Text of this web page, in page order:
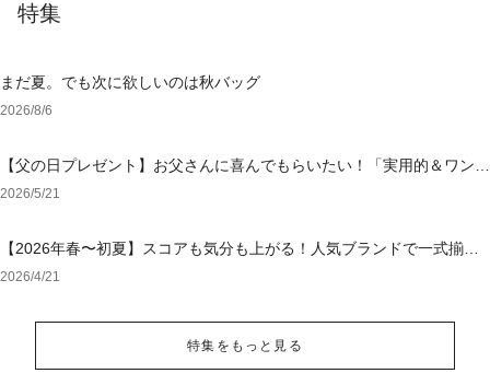
特集
まだ夏。でも次に欲しいのは秋バッグ
2026/8/6
【父の日プレゼント】お父さんに喜んでもらいたい！「実用的＆ワンラ
ンク上のアイテム」特集
2026/5/21
【2026年春〜初夏】スコアも気分も上がる！人気ブランドで一式揃え
る「大人の勝負ゴルフウェア」
2026/4/21
特集をもっと見る